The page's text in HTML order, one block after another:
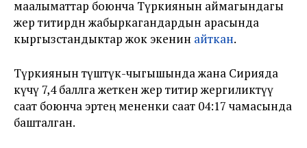
маалыматтар боюнча Түркиянын аймагындагы
жер титирөөдөн жабыркагандардын арасында
кыргызстандыктар жок экенин айткан.
Түркиянын түштүк-чыгышында жана Сирияда
күчү 7,4 баллга жеткен жер титирөө жергиликтүү
саат боюнча эртең мененки саат 04:17 чамасында
башталган.